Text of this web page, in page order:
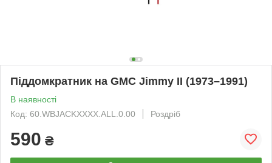
Піддомкратник на GMC Jimmy II (1973–1991)
В наявності
Код: 60.WBJACKXXXX.ALL.0.00
Роздріб
590 ₴